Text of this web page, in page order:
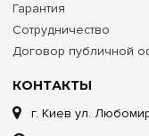
КОНТАКТЫ
г. Киев ул.
Гарантия
Сотрудничество
Договор публичной